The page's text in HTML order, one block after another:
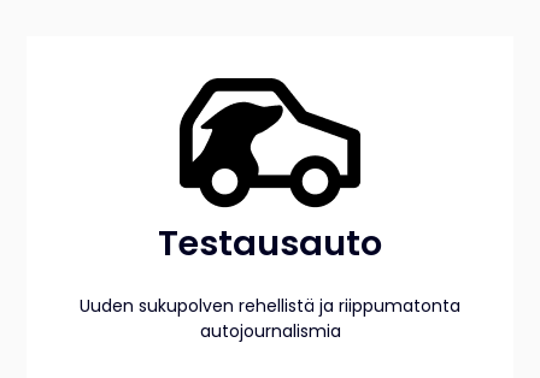
Testausauto
Uuden sukupolven rehellistä ja riippumatonta
autojournalismia